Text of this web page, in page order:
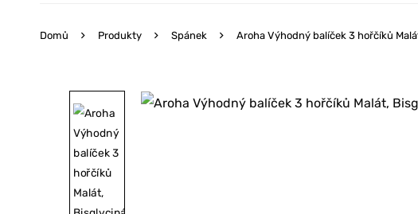
Domů Produkty Spánek Aroha Výhodný balíček 3 hořčíků